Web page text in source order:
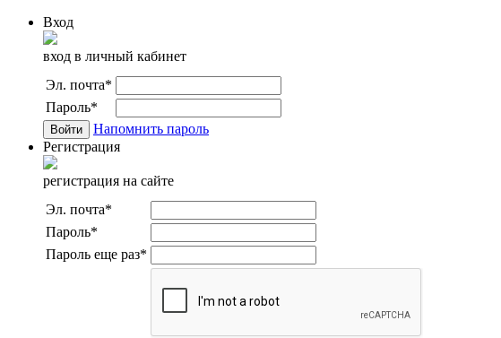
Вход
вход в личный кабинет
Эл. почта*
Пароль*
Напомнить пароль
Регистрация
регистрация на сайте
Эл. почта*
Пароль*
Пароль еще раз*